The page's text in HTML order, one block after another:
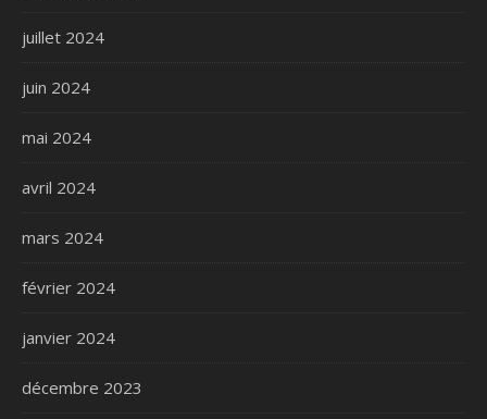
juillet 2024
juin 2024
mai 2024
avril 2024
mars 2024
février 2024
janvier 2024
décembre 2023